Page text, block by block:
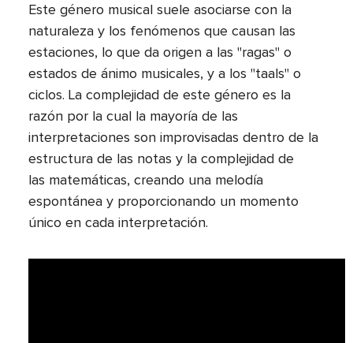
Este género musical suele asociarse con la
naturaleza y los fenómenos que causan las
estaciones, lo que da origen a las "ragas" o
estados de ánimo musicales, y a los "taals" o
ciclos. La complejidad de este género es la
razón por la cual la mayoría de las
interpretaciones son improvisadas dentro de la
estructura de las notas y la complejidad de
las matemáticas, creando una melodía
espontánea y proporcionando un momento
único en cada interpretación.